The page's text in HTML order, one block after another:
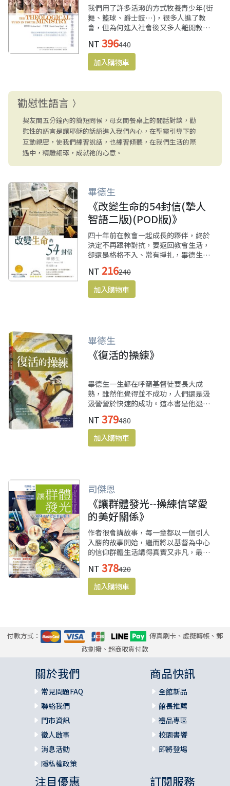
我們用了許多活潑的方式牧養青少年(街
舞、籃球、爵士鼓…)，很多人進了教
會，但為何進入社會後又多人離開教
會？原來青少事工是要以神學及陪伴，
與青少年一起掙扎於他們生命所遇見的
種種艱難處境。
NT 396440
勸慰性語言
契友間五分鐘內的簡短問候，母女間餐桌上的閒話對談，勸
慰性的語言是讓耶穌的話語進入我們內心，在聖靈引導下的
互動親密，使我們練習說話，也練習傾聽，在我們生活的際
遇中，精雕細琢，成就祂的心意。
畢德生
《改變生命的54封信(摯人
智語二版)(POD版)》
四十年前在教會一起成長的夥伴，終於
決定不再跟神對抗，要返回教會生活，
卻還是格格不入、常有掙扎，畢德生溫
柔和藹、睿智謙卑地與朋友通信，你會
看到與其他靈修書中不同的畢德生，率
直、頑皮又閃爍著智慧的光芒。閱讀靈
修大師畢德生，就從這本小書開始。
NT 216240
畢德生
《復活的操練》
畢德生一生都在呼籲基督徒要長大成
熟，雖然他覺得並不成功，人們還是汲
汲營營於快速的成功。這本書是他退休
後的靈修學五書之四，從以弗所書呼籲
我們要追求長大成熟、建立靈命、培養
神學美感，而這些都建立在耶穌的復活
上，經常默想耶穌的復活：復活蘊藏奧
NT 379480
司傑恩
《讓群體發光--操練信望愛
的美好關係》
作者很會講故事，每一章都以一個引人
入勝的故事開始，繼而將以基督為中心
的信仰群體生活講得真實又非凡，最後
以一個可行的操練實踐，一起建造信望
愛的非凡群體。
NT 378420
付款方式：
傳真刷卡、虛擬轉帳、郵
政劃撥、超商取貨付款
關於我們
常見問題FAQ
聯絡我們
門市資訊
徵人啟事
消息活動
隱私權政策
商品快訊
全館新品
館長推薦
禮品專區
校園書饗
即將登場
注目優惠 訂閱服務